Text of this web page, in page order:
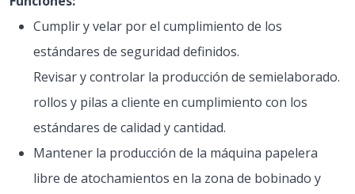
Cumplir y velar por el cumplimiento de los
estándares de seguridad definidos.
Revisar y controlar la producción de semielaborado.
rollos y pilas a cliente en cumplimiento con los
estándares de calidad y cantidad.
Mantener la producción de la máquina papelera
libre de atochamientos en la zona de bobinado y